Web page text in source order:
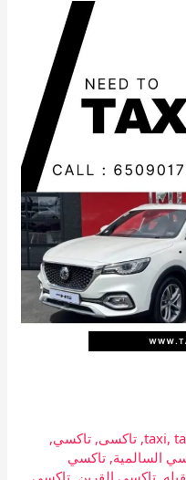
taxi,
,تاكسى,تاكسي,
السالمية,تاكسي